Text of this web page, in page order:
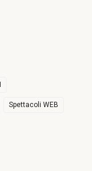
Spettacoli WEB